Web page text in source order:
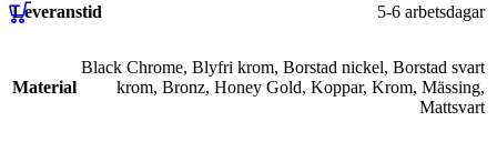
Leveranstid
5-6 arbetsdagar
Material
Black Chrome, Blyfri krom, Borstad nickel, Borstad svart
krom, Bronz, Honey Gold, Koppar, Krom, Mässing,
Mattsvart